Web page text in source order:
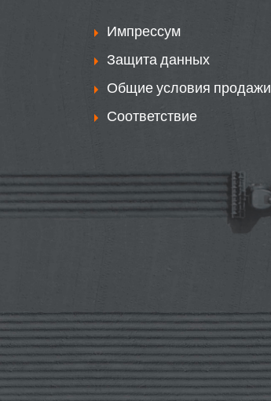
Импрессум
Защита данных
Общие условия продажи
Соответствие